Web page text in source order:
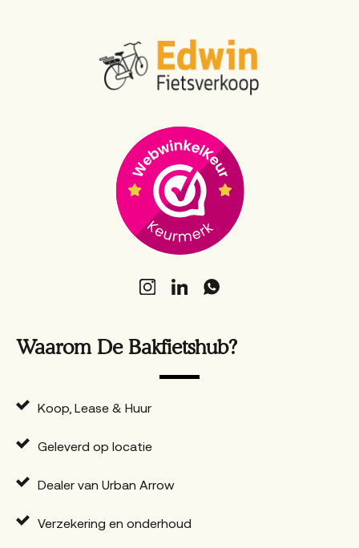
Waarom De Bakfietshub?
Koop, Lease & Huur
Geleverd op locatie
Dealer van Urban Arrow
Verzekering en onderhoud